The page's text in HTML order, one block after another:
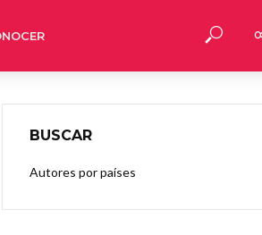
BUSCAR
Autores por países